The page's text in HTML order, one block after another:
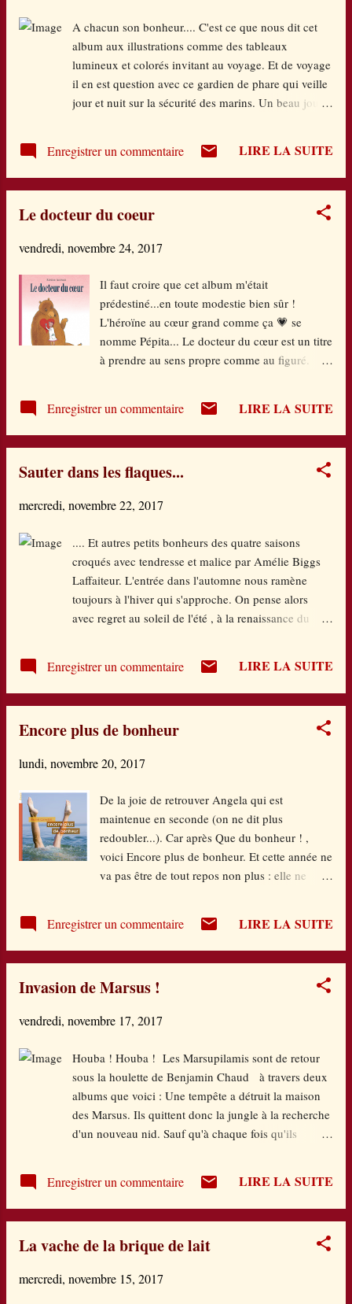
sommeil de chacune ! J'aime bien la simplicité
de cette histoire. Je l'ai lue à des petits et ils
sont apaisés et sereins, comme quoi, cela leur
parle. De plus, on pense toujours à l'ours qui
hiberne mais rarement à d'autres animaux qui
chaudes atténuent...
A chacun son bonheur.... C'est ce que nous dit cet
album aux illustrations comme des tableaux
lumineux et colorés invitant au voyage. Et de voyage
il en est question avec ce gardien de phare qui veille
jour et nuit sur la sécurité des marins. Un beau jour,
fortune et se lance à sa suite pour finalement faire le
tour de la terre et revenir à son point de départ. Il
phare sans homme. Il se dit qu'il est alors temps de
texte qui se développe sur les pages dans un
mouvement de vagues et déploie dans ces larges
aplats de couleurs changeantes et fondues, une bien
belle métaphore de la liberté retrouvée, sans pour
autant critiquer la modernité et regretter l'ancien
temps. Un album qui nous dit que le temps passe,
que chacun recherche un sens à sa vie...
Enregistrer un commentaire LIRE LA SUITE
Le docteur du coeur
vendredi, novembre 24, 2017
Il faut croire que cet album m'était
prédestiné...en toute modestie bien sûr !
L'héroïne au cœur grand comme ça 💗 se
nomme Pépita... Le docteur du cœur est un titre
à prendre au sens propre comme au figuré.
des petits et gros bobos les assaillent.
Heureusement, Pépita, là-haut sur la montagne,
avec des soins appropriés mais aussi avec les
loup, elle le rend plus doux et l'initie à la
Pépita connait elle aussi la tristesse et tout ce
petit monde va lui rendre le sourire en retour
de tous ses bons soins prodigués. Qu'il est
doux cet album ! Il en émane un tel sentiment
d'empathie, de bonheur partagé, de joie de
corps, dans les âmes que son propre cœur bat
Enregistrer un commentaire LIRE LA SUITE
Sauter dans les flaques...
mercredi, novembre 22, 2017
.... Et autres petits bonheurs des quatre saisons
croqués avec tendresse et malice par Amélie Biggs
Laffaiteur. L'entrée dans l'automne nous ramène
toujours à l'hiver qui s'approche. On pense alors
avec regret au soleil de l'été , à la renaissance du
C'est ce que démontre cet album aux couleurs
pastels dans 28 petits bonheurs associés à chaque
donc par l'hiver. Les petits plaisirs qu'on peut
rapportent, sont décrites à travers des petits textes
page de gauche et illustrés avec poésie et douceur
dans des grands médaillons page de droite.
S'intercalent des doubles pages imagiers répertoriant
ce que chaque saison a à nous offrir. Cet album au
charme intemporel, au goût de l'enfance, livre donc
plusieurs niveaux de lecture qu...
Enregistrer un commentaire LIRE LA SUITE
Encore plus de bonheur
lundi, novembre 20, 2017
De la joie de retrouver Angela qui est
maintenue en seconde (on ne dit plus
redoubler...). Car après Que du bonheur ! ,
voici Encore plus de bonheur. Et cette année ne
va pas être de tout repos non plus : elle ne
nouvelle orientation sexuelle de sa mère, 2.
Elle goûte aux joies de la nouvelle orientation
sans son papi qui a "cassé sa pipe" (lisez le
surtout il y a Félix (bonheur en latin !) qui
franchement quel boulet ! Bref, ce n'est pas
encore gagné tout ça ! On retrouve le même
humour que dans le précédent, les petites
annotations manuscrites partout à la manière
d'un journal intime d'ado, des têtes de chapitres
seuls (perso j'adore !) mais surtout on retrouve
Enregistrer un commentaire LIRE LA SUITE
Invasion de Marsus !
vendredi, novembre 17, 2017
Houba ! Houba ! Les Marsupilamis sont de retour
sous la houlette de Benjamin Chaud à travers deux
albums que voici : Une tempête a détruit la maison
des Marsus. Ils quittent donc la jungle à la recherche
d'un nouveau nid. Sauf qu'à chaque fois qu'ils
maladresse aurait pu mener à une grande catastrophe
mais les petits Marsus ont plus d'un tour dans leur
grand sens de la solidarité. Du coup leur vient une
pensé, aussitôt fait ! Comme dans toutes les maisons
Enregistrer un commentaire LIRE LA SUITE
La vache de la brique de lait
mercredi, novembre 15, 2017